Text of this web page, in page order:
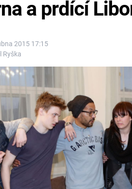
2015 17:15
Ryška
a prdící